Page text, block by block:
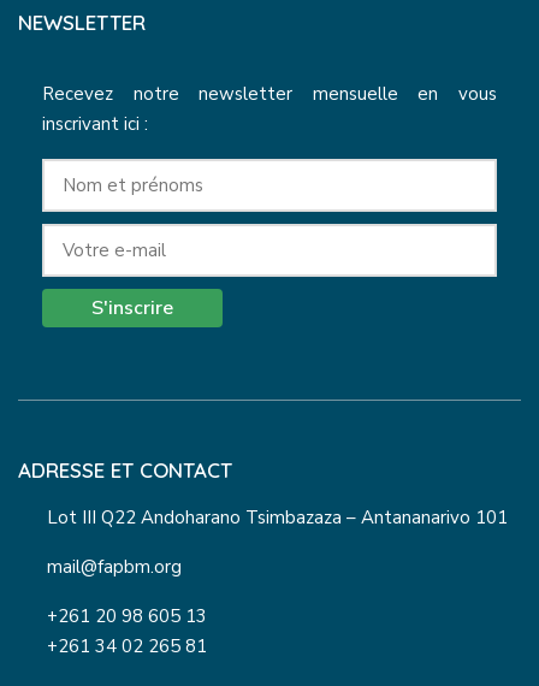
NEWSLETTER
Recevez notre newsletter mensuelle en vous
inscrivant ici :
S'inscrire
ADRESSE ET CONTACT
Lot III Q22 Andoharano Tsimbazaza – Antananarivo 101
mail@fapbm.org
+261 20 98 605 13
+261 34 02 265 81